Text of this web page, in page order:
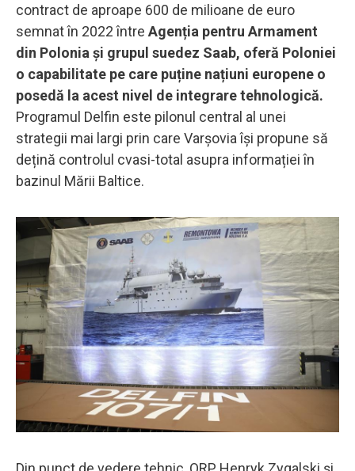
contract de aproape 600 de milioane de euro
semnat în 2022 între Agenția pentru Armament
din Polonia și grupul suedez Saab, oferă Poloniei
o capabilitate pe care puține națiuni europene o
posedă la acest nivel de integrare tehnologică.
Programul Delfin este pilonul central al unei
strategii mai largi prin care Varșovia își propune să
dețină controlul cvasi-total asupra informației în
bazinul Mării Baltice.